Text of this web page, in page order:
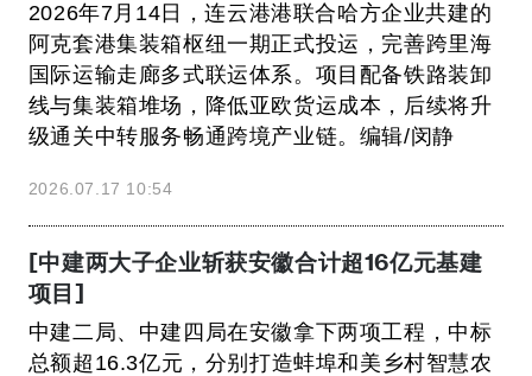
2026年7月14日，连云港港联合哈方企业共建的
阿克套港集装箱枢纽一期正式投运，完善跨里海
国际运输走廊多式联运体系。项目配备铁路装卸
线与集装箱堆场，降低亚欧货运成本，后续将升
级通关中转服务畅通跨境产业链。编辑/闵静
2026.07.17 10:54
[中建两大子企业斩获安徽合计超16亿元基建
项目]
中建二局、中建四局在安徽拿下两项工程，中标
总额超16.3亿元，分别打造蚌埠和美乡村智慧农